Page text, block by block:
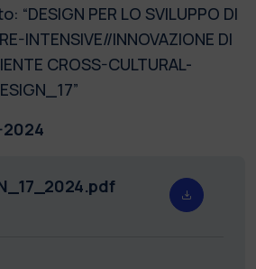
PER LO SVILUPPO DI
INTENSIVE//INNOVAZIONE DI
CROSS-CULTURAL-